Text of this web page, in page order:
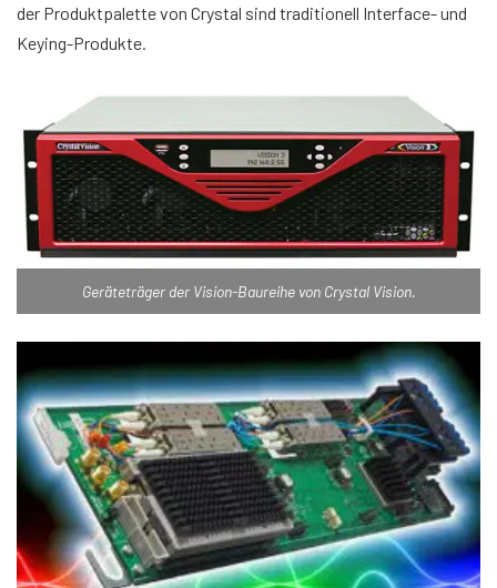
der Produktpalette von Crystal sind traditionell Interface- und
Keying-Produkte.
Geräteträger der Vision-Baureihe von Crystal Vision.